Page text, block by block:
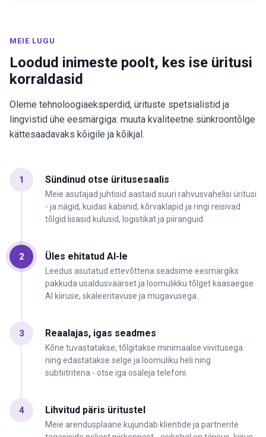
MEIE LUGU
Loodud inimeste poolt, kes ise üritusi
korraldasid
Oleme tehnoloogiaeksperdid, ürituste spetsialistid ja
lingvistid ühe eesmärgiga: muuta kvaliteetne sünkroontõlge
kättesaadavaks kõigile ja kõikjal.
1 Sündinud otse üritusesaalis
Meie asutajad juhtisid aastaid suuri rahvusvahelisi üritusi
- ja nägid, kuidas kabiinid, kõrvaklapid ja ringi reisivad
tõlgid lisasid kulusid, logistikat ja piiranguid.
2 Üles ehitatud AI-le
Leedus asutatud ettevõttena seadsime eesmärgiks
pakkuda usaldusväärset ja loomulikku tõlget kaasaegse
AI kiiruse, skaleeritavuse ja mugavusega.
3 Reaalajas, igas seadmes
Kõne tuvastatakse, tõlgitakse minimaalse viivitusega
ning edastatakse selge ja loomuliku heli ning
subtiitritena - otse iga osaleja telefoni.
4 Lihvitud päris üritustel
Meie arendusplaane kujundab klientide ja partnerite